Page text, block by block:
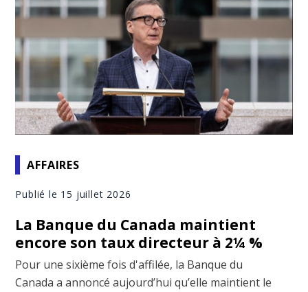
AFFAIRES
Publié le 15 juillet 2026
La Banque du Canada maintient
encore son taux directeur à 2¼ %
Pour une sixième fois d'affilée, la Banque du
Canada a annoncé aujourd’hui qu’elle maintient le